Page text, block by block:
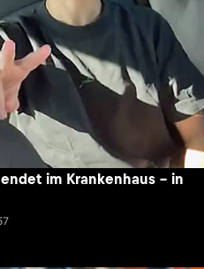
im Krankenhaus – in